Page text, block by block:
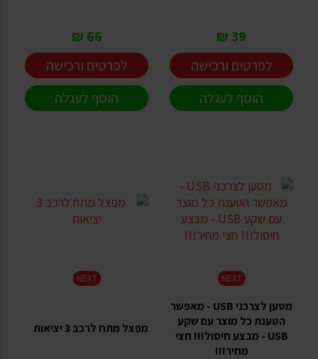
39 ₪
לפרטים ורכישה
הוסף לעגלה
66 ₪
לפרטים ורכישה
הוסף לעגלה
NEXT
מטען לצרכני USB - מאפשר
הטענת כל מוצר עם שקע
USB - מבצע חיסול!!! חצי
מחיר!!!
NEXT
מפצל מתח לרכב 3 יציאות